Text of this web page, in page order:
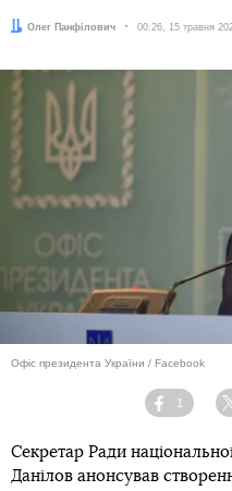
Автор:
Олег Панфілович Дата:
00:26, 15 травня
Офіс президента України / Facebook
Facebook
1
Секретар Ради
Данілов анонсував